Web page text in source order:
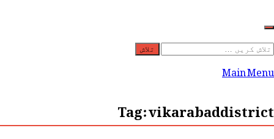
تلاش
کریں
Main Menu
Tag:vikarabaddistrict